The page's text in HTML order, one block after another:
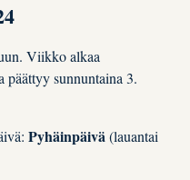
Viikko alkaa
päättyy sunnuntaina 3.
Pyhäinpäivä(lauantai